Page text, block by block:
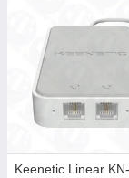
Keenetic Linear